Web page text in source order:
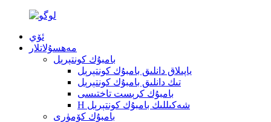
ئۆي
مەھسۇلاتلار
بامبۇك كونتېرېل
ياپىلاق دانلىق بامبۇك كونتېرېل
تىك دانلىق بامبۇك كونتېرېل
بامبۇك كرېست تاختىسى
H شەكىللىك بامبۇك كونتېرېل
بامبۇك كۆمۈرى